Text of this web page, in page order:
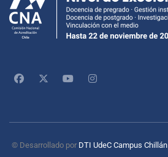
© Desarrollado por DTI UdeC Campus Chillán